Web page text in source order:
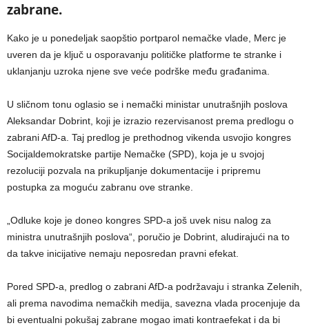
zabrane.
Kako je u ponedeljak saopštio portparol nemačke vlade, Merc je
uveren da je ključ u osporavanju političke platforme te stranke i
uklanjanju uzroka njene sve veće podrške među građanima.
U sličnom tonu oglasio se i nemački ministar unutrašnjih poslova
Aleksandar Dobrint, koji je izrazio rezervisanost prema predlogu o
zabrani AfD-a. Taj predlog je prethodnog vikenda usvojio kongres
Socijaldemokratske partije Nemačke (SPD), koja je u svojoj
rezoluciji pozvala na prikupljanje dokumentacije i pripremu
postupka za moguću zabranu ove stranke.
„Odluke koje je doneo kongres SPD-a još uvek nisu nalog za
ministra unutrašnjih poslova“, poručio je Dobrint, aludirajući na to
da takve inicijative nemaju neposredan pravni efekat.
Pored SPD-a, predlog o zabrani AfD-a podržavaju i stranka Zelenih,
ali prema navodima nemačkih medija, savezna vlada procenjuje da
bi eventualni pokušaj zabrane mogao imati kontraefekat i da bi